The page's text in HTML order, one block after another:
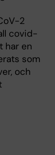
2
covid-
har en
som
och